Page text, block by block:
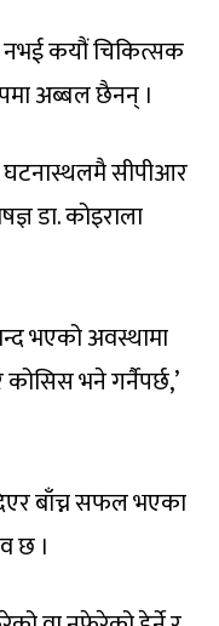
नभई कयौं चिकित्सक
अब्बल छैनन् ।
सीपीआर
डा. कोइराला
भएको अवस्थामा
भने गर्नैपर्छ,’
बाँच्न सफल भएका
छ ।